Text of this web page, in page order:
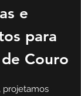
e
para
Couro
projetamos